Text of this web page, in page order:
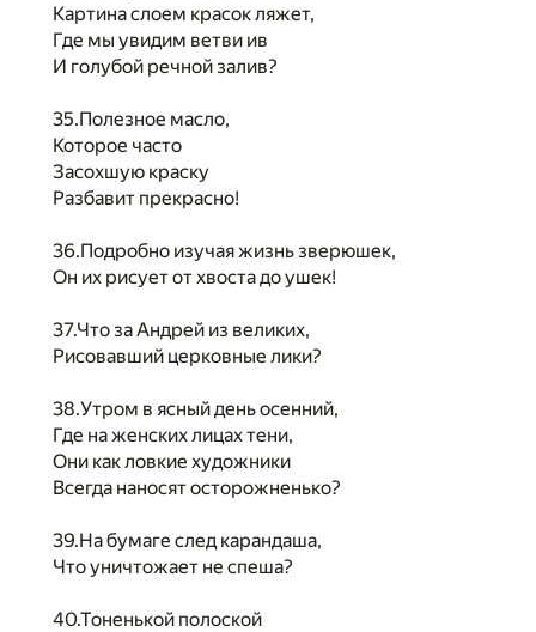
Картина слоем красок ляжет,
Где мы увидим ветви ив
И голубой речной залив?
35.Полезное масло,
Которое часто
Засохшую краску
Разбавит прекрасно!
36.Подробно изучая жизнь зверюшек,
Он их рисует от хвоста до ушек!
37.Что за Андрей из великих,
Рисовавший церковные лики?
38.Утром в ясный день осенний,
Где на женских лицах тени,
Они как ловкие художники
Всегда наносят осторожненько?
39.На бумаге след карандаша,
Что уничтожает не спеша?
40.Тоненькой полоской